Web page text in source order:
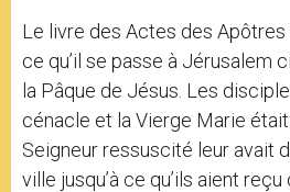
Le livre des Actes des
ce qu’il se passe à Jérusalem
la Pâque de Jésus. Les
cénacle et la Vierge Marie
Seigneur ressuscité leur avait
ville jusqu’à ce qu’ils aient reçu